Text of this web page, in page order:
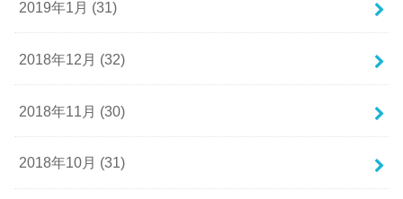
2019年1月 (31)
2018年12月 (32)
2018年11月 (30)
2018年10月 (31)